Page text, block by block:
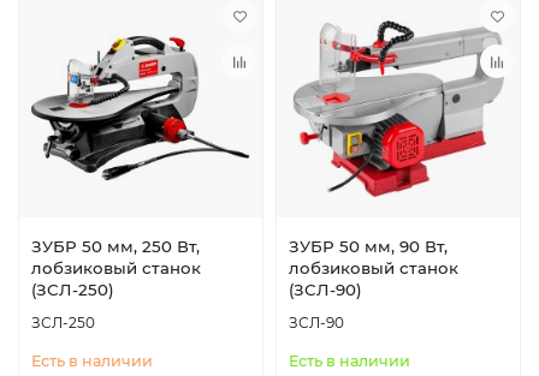
ЗУБР 50 мм, 250 Вт,
лобзиковый станок
(ЗСЛ-250)
ЗСЛ-250
Есть в наличии
ЗУБР 50 мм, 90 Вт,
лобзиковый станок
(ЗСЛ-90)
ЗСЛ-90
Есть в наличии